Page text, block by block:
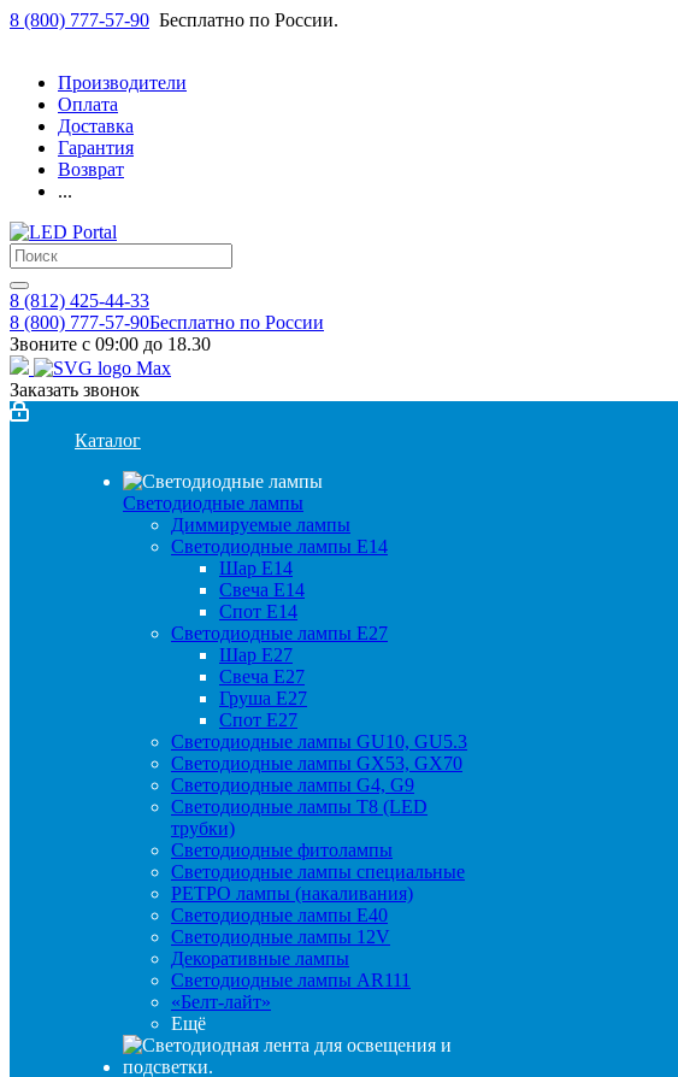
8 (800) 777-57-90 Бесплатно по России.
Производители
Оплата
Доставка
Гарантия
Возврат
...
8 (812) 425-44-33
8 (800) 777-57-90Бесплатно по России
Звоните с 09:00 до 18.30
Заказать звонок
Каталог
Светодиодные лампы
Диммируемые лампы
Светодиодные лампы Е14
Шар Е14
Свеча Е14
Спот Е14
Светодиодные лампы Е27
Шар Е27
Свеча Е27
Груша Е27
Спот Е27
Светодиодные лампы GU10, GU5.3
Светодиодные лампы GX53, GX70
Светодиодные лампы G4, G9
Светодиодные лампы Т8 (LED
трубки)
Светодиодные фитолампы
Светодиодные лампы специальные
РЕТРО лампы (накаливания)
Светодиодные лампы E40
Светодиодные лампы 12V
Декоративные лампы
Светодиодные лампы AR111
«Белт-лайт»
Ещё